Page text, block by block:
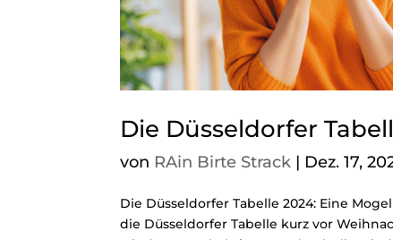
Die Düsseldorfer
von RAin Birte Strack | Dez. 17,
Die Düsseldorfer Tabelle 2024: Eine
die Düsseldorfer Tabelle kurz vor